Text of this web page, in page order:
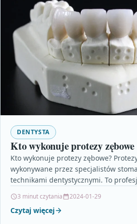
DENTYSTA
Kto wykonuje protezy zębowe
Kto wykonuje protezy zębowe?
wykonywane przez specjalistów
technikami dentystycznymi. To
3 minut czytania 2024-01-29
Czytaj więcej